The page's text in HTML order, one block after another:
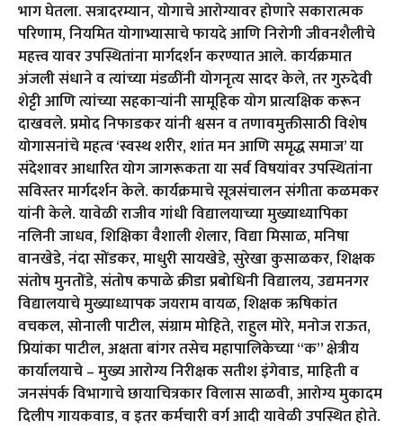
भाग घेतला. सत्रादरम्यान, योगाचे आरोग्यावर होणारे सकारात्मक
परिणाम, नियमित योगाभ्यासाचे फायदे आणि निरोगी जीवनशैलीचे
महत्त्व यावर उपस्थितांना मार्गदर्शन करण्यात आले. कार्यक्रमात
अंजली संधाने व त्यांच्या मंडळींनी योगनृत्य सादर केले, तर गुरुदेवी
शेट्टी आणि त्यांच्या सहकाऱ्यांनी सामूहिक योग प्रात्यक्षिक करून
दाखवले. प्रमोद निफाडकर यांनी श्वसन व तणावमुक्तीसाठी विशेष
योगासनांचे महत्व ‘स्वस्थ शरीर, शांत मन आणि समृद्ध समाज’ या
संदेशावर आधारित योग जागरूकता‌ या सर्व विषयांवर उपस्थितांना
सविस्तर मार्गदर्शन केले. कार्यक्रमाचे सूत्रसंचालन संगीता कळमकर
यांनी केले. यावेळी राजीव गांधी विद्यालयाच्या मुख्याध्यापिका
नलिनी जाधव, शिक्षिका वैशाली शेलार, विद्या मिसाळ, मनिषा
वानखेडे, नंदा सोंडकर, माधुरी सायखेडे, सुरेखा कुसाळकर, शिक्षक
संतोष मुनतोंडे, संतोष कपाळे क्रीडा प्रबोधिनी विद्यालय, उद्यमनगर
विद्यालयाचे मुख्याध्यापक जयराम वायळ, शिक्षक ऋषिकांत
वचकल, सोनाली पाटील, संग्राम मोहिते, राहुल मोरे, मनोज राऊत,
प्रियांका पाटील, अक्षता बांगर तसेच महापालिकेच्या “क” क्षेत्रीय
कार्यालयाचे – मुख्य आरोग्य निरीक्षक सतीश इंगेवाड, माहिती व
जनसंपर्क विभागाचे छायाचित्रकार विलास साळवी, आरोग्य मुकादम
दिलीप गायकवाड, व इतर कर्मचारी वर्ग आदी यावेळी उपस्थित होते.